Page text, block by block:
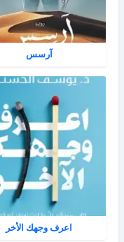
آرسس
اعرف وجهك الأخر